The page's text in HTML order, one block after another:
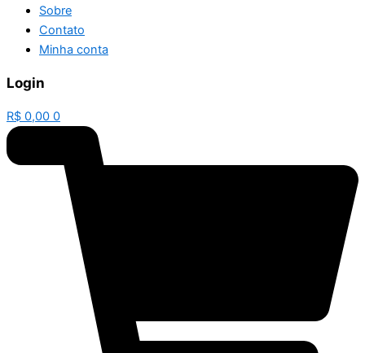
Sobre
Contato
Minha conta
Login
R$ 0,00 0